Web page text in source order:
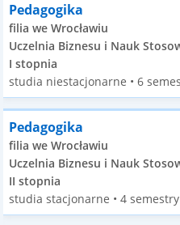
Pedagogika
filia we Wrocławiu
Uczelnia Biznesu i Nauk
I stopnia
studia niestacjonarne • 6
Pedagogika
filia we Wrocławiu
Uczelnia Biznesu i Nauk
II stopnia
studia stacjonarne • 4 semestry